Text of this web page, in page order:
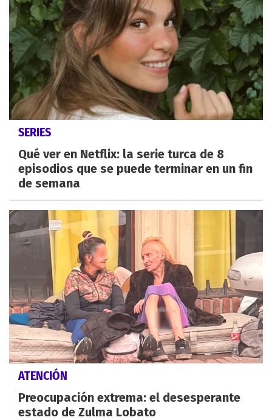
SERIES
Qué ver en Netflix: la serie turca de 8
episodios que se puede terminar en un fin
de semana
ATENCIÓN
Preocupación extrema: el desesperante
estado de Zulma Lobato